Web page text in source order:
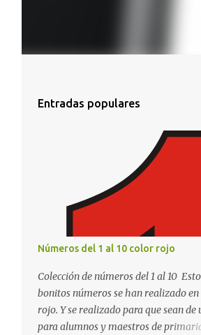
Entradas populares
Números del 1 al 10 color rojo
Colección de números del 1 al 10
bonitos números se han realizado
rojo. Y se realizado para que sean
para alumnos y maestros de primaria.